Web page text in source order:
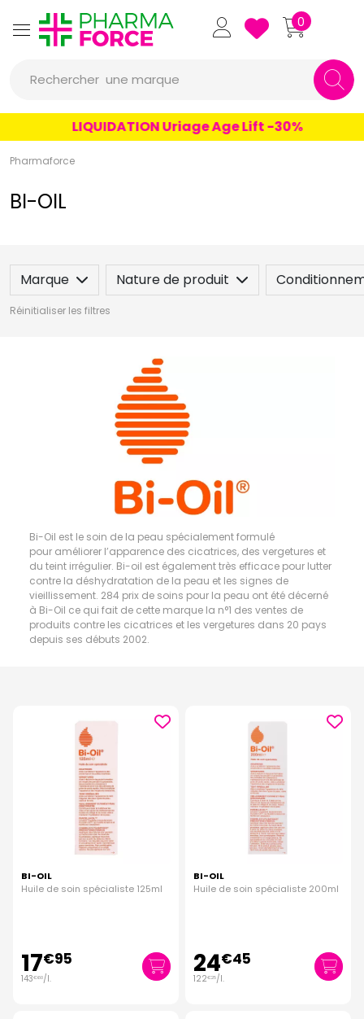
Pharmaforce Grande
0
Rechercher
un conseil
un produit
une marque
LIQUIDATION Uriage Age Lift -30%
Pharmaforce
BI-OIL
Marque Nature de produit
Réinitialiser les filtres
Bi-Oil est le soin de la peau spécialement formulé
pour améliorer l’apparence des cicatrices, des vergetures et
du teint irrégulier. Bi-oil est également très efficace pour lutter
contre la déshydratation de la peau et les signes de
vieillissement. 284 prix de soins pour la peau ont été décerné
à Bi-Oil ce qui fait de cette marque la n°1 des ventes de
produits contre les cicatrices et les vergetures dans 20 pays
depuis ses débuts 2002.
BI-OIL
Huile de soin spécialiste 125ml
17€95
143€60/l.
BI-OIL
Huile de soin spécialiste 200ml
24€45
122€25/l.